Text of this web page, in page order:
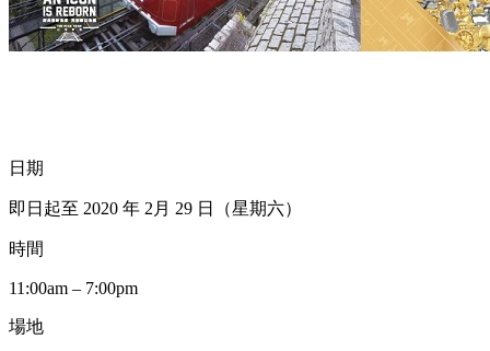
日期
即日起至 2020 年 2月 29 日（星期六）
時間
11:00am – 7:00pm
場地